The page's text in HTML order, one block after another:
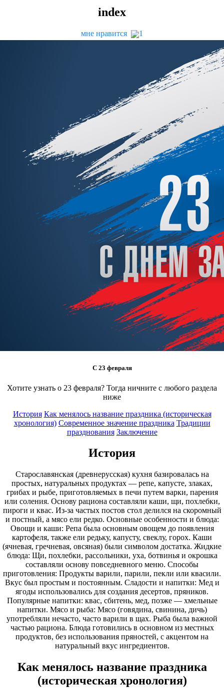
index
мне нравится 1
С 23 февраля
Хотите узнать о 23 февраля? Тогда ничните с любого раздела
ниже
История Как менялось название праздника (историческая
хронология) Современное значение праздника Традиции
празднования Заключение
История
Старославянская (древнерусская) кухня базировалась на
простых, натуральных продуктах — репе, капусте, злаках,
грибах и рыбе, приготовляемых в печи путем варки, парения
или соления. Основу рациона составляли каши, щи, похлебки,
пироги и квас. Из-за частых постов стол делился на скоромный
и постный, а мясо ели редко. Основные особенности и блюда:
Овощи и каши: Репа была основным овощем до появления
картофеля, также ели редьку, капусту, свеклу, горох. Каши
(ячневая, гречневая, овсяная) были символом достатка. Жидкие
блюда: Щи, похлебки, рассольники, уха, ботвинья и окрошка
составляли основу повседневного меню. Способы
приготовления: Продукты варили, парили, пекли или квасили.
Вкус был простым и постоянным. Сладости и напитки: Мед и
ягоды использовались для создания десертов, пряников.
Популярные напитки: квас, сбитень, мед, позже — хмельные
напитки. Мясо и рыба: Мясо (говядина, свинина, дичь)
употребляли нечасто, часто варили в щах. Рыба была важной
частью рациона. Блюда готовились в основном из местных
продуктов, без использования пряностей, с акцентом на
натуральный вкус ингредиентов.
Как менялось название праздника
(историческая хронология)